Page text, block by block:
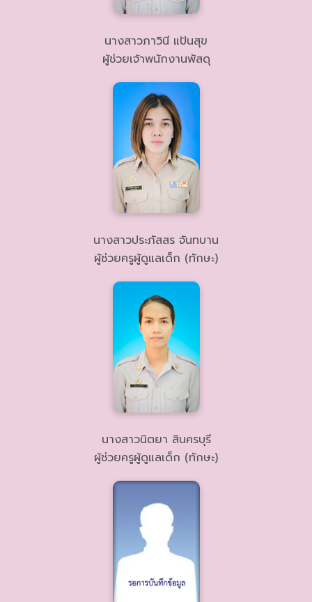
นางสาวภาวินี แป้นสุข
ผู้ช่วยเจ้าพนักงานพัสดุ
นางสาวประภัสสร จันทบาน
ผู้ช่วยครูผู้ดูแลเด็ก (ทักษะ)
นางสาวนิตยา สินครบุรี
ผู้ช่วยครูผู้ดูแลเด็ก (ทักษะ)